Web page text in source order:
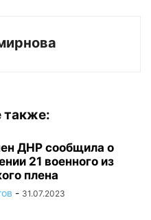
также:
ДНР сообщила о
21 военного из
плена
- 31.07.2023